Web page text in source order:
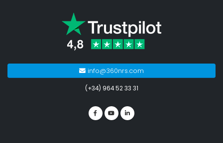
info@360nrs.com
(+34) 964 52 33 31